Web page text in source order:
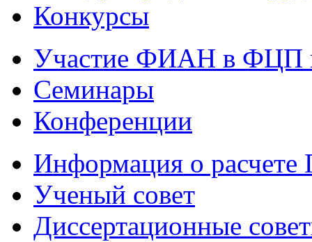
Конкурсы
Участие ФИАН в ФЦП
Семинары
Конференции
Информация о
Ученый совет
Диссертационные